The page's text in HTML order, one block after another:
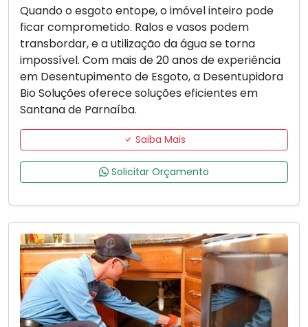
Quando o esgoto entope, o imóvel inteiro pode
ficar comprometido. Ralos e vasos podem
transbordar, e a utilização da água se torna
impossível. Com mais de 20 anos de experiência
em Desentupimento de Esgoto, a Desentupidora
Bio Soluções oferece soluções eficientes em
Santana de Parnaíba.
Saiba Mais
Solicitar Orçamento